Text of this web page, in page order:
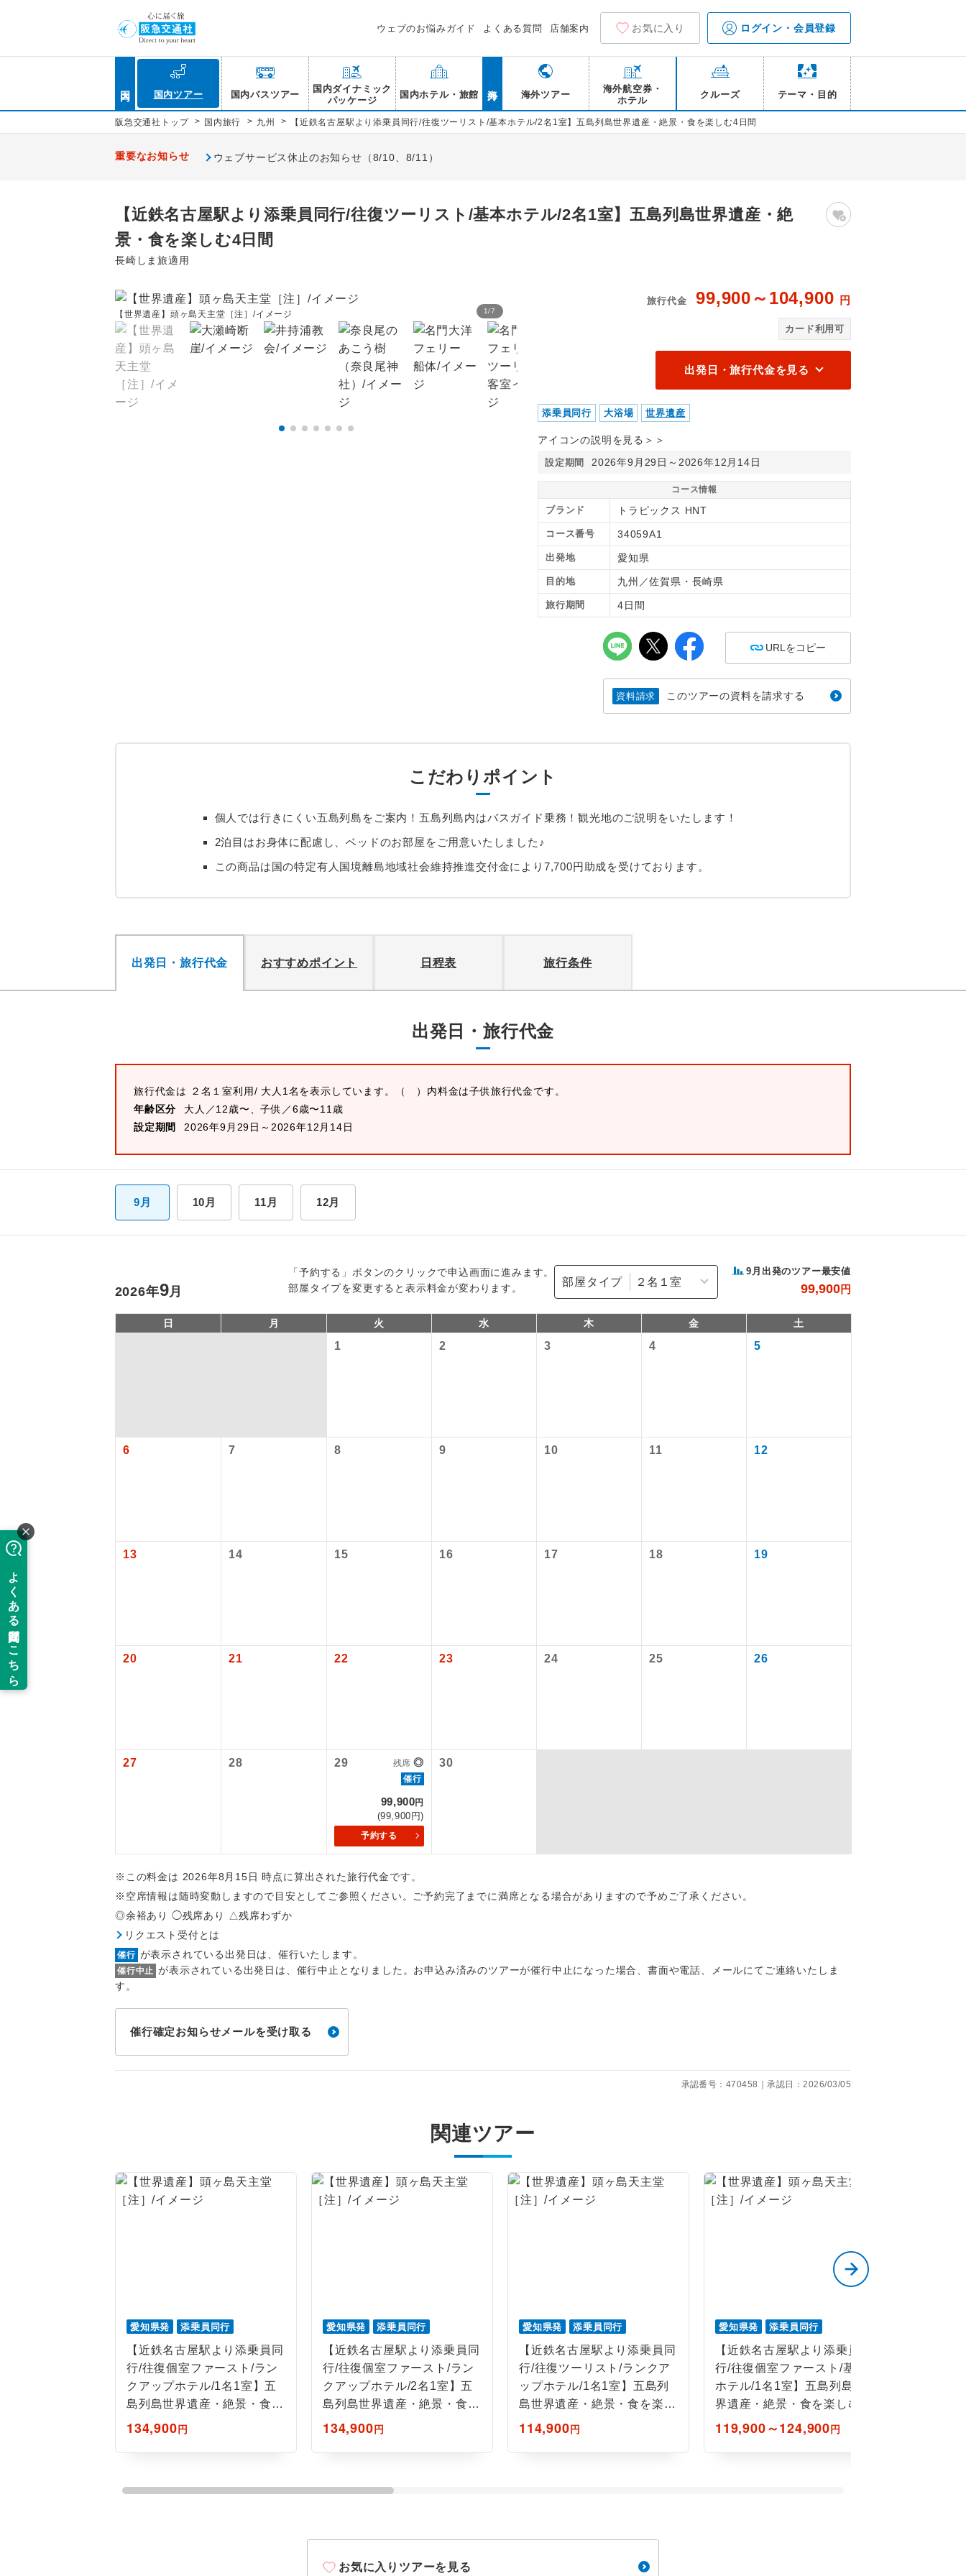
ウェブのお悩みガイド よくある質問 店舗案内 お気に入り ログイン・会員登録
国内ツアー 国内バスツアー
国内ダイナミック
パッケージ
国内ホテル・旅館 海外ツアー
海外航空券・
ホテル
クルーズ テーマ・目的
阪急交通社トップ > 国内旅行 > 九州 > 【近鉄名古屋駅より添乗員同行/往復ツーリスト/基本ホテル/2名1室】五島列島世界遺産・絶景・食を楽しむ4日間
重要なお知らせ ウェブサービス休止のお知らせ（8/10、8/11）
【近鉄名古屋駅より添乗員同行/往復ツーリスト/基本ホテル/2名1室】五島列島世界遺産・絶
景・食を楽しむ4日間
長崎しま旅適用
1/7
【世界遺産】頭ヶ島天主堂［注］/イメージ
旅行代金 99,900～104,900 円
カード利用可
出発日・旅行代金を見る
添乗員同行 大浴場 世界遺産
アイコンの説明を見る＞＞
設定期間 2026年9月29日～2026年12月14日
コース情報
ブランド トラピックス HNT
コース番号 34059A1
出発地 愛知県
目的地 九州／佐賀県・長崎県
旅行期間 4日間
URLをコピー
資料請求 このツアーの資料を請求する
こだわりポイント
個人では行きにくい五島列島をご案内！五島列島内はバスガイド乗務！観光地のご説明をいたします！
2泊目はお身体に配慮し、ベッドのお部屋をご用意いたしました♪
この商品は国の特定有人国境離島地域社会維持推進交付金により7,700円助成を受けております。
出発日・旅行代金 おすすめポイント 日程表 旅行条件
出発日・旅行代金
旅行代金は ２名１室利用/ 大人1名を表示しています。
（ ）内料金は子供旅行代金です。
年齢区分
大人／12歳〜、子供／6歳〜11歳
設定期間
2026年9月29日～2026年12月14日
9月 10月 11月 12月
「予約する」ボタンのクリックで申込画面に進みます。
部屋タイプを変更すると表示料金が変わります。
部屋タイプ
9 月出発のツアー最安値
99,900円
2026年9月
日 月 火 水 木 金 土
1 2 3 4 5
6 7 8 9 10 11 12
13 14 15 16 17 18 19
20 21 22 23 24 25 26
27 28 29 残席 ◎
催行
99,900円
(99,900円)
予約する
30
※この料金は 2026年8月15日 時点に算出された旅行代金です。
※空席情報は随時変動しますので目安としてご参照ください。ご予約完了までに満席となる場合がありますので予めご了承ください。
◎余裕あり ◯残席あり △残席わずか
リクエスト受付とは
催行 が表示されている出発日は、催行いたします。
催行中止 が表示されている出発日は、催行中止となりました。お申込み済みのツアーが催行中止になった場合、書面や電話、メールにてご連絡いたしま
す。
催行確定お知らせメールを受け取る
承認番号：470458｜承認日：2026/03/05
関連ツアー
愛知県発 添乗員同行
【近鉄名古屋駅より添乗員同
行/往復個室ファースト/ラン
クアップホテル/1名1室】五
島列島世界遺産・絶景・食を
楽しむ4日間
134,900円
愛知県発 添乗員同行
【近鉄名古屋駅より添乗員同
行/往復個室ファースト/ラン
クアップホテル/2名1室】五
島列島世界遺産・絶景・食を
楽しむ4日間
134,900円
愛知県発 添乗員同行
【近鉄名古屋駅より添乗員同
行/往復ツーリスト/ランクア
ップホテル/1名1室】五島列
島世界遺産・絶景・食を楽し
む4日間
114,900円
愛知県発 添乗員同行
【近鉄名古屋駅より添乗員同
行/往復個室ファースト/基本
ホテル/1名1室】五島列島世
界遺産・絶景・食を楽しむ4
日間
119,900～124,900円
お気に入りツアーを見る
現地添乗員同行
現地到着空港（駅）から最終日出発空港（駅）まで添乗員が
温泉 温泉地にも宿泊するコースです。
ご宿泊ホテルに露天風呂が付いています。
ご宿泊ホテルに大浴場が付いています。
全てのお食事が付いていますので、お食事の心配はいりませ
お部屋食 お部屋にてゆっくりとお召し上がりいただけます。
女性限定でご参加いただけるコースです。
年齢制限あり ご参加にあたり年齢に制限があるコースです。